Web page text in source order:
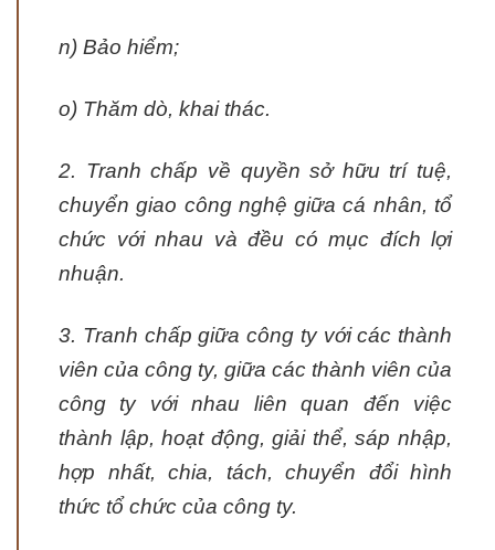
n) Bảo hiểm;
o) Thăm dò, khai thác.
2. Tranh chấp về quyền sở hữu trí tuệ,
chuyển giao công nghệ giữa cá nhân, tổ
chức với nhau và đều có mục đích lợi
nhuận.
3. Tranh chấp giữa công ty với các thành
viên của công ty, giữa các thành viên của
công ty với nhau liên quan đến việc
thành lập, hoạt động, giải thể, sáp nhập,
hợp nhất, chia, tách, chuyển đổi hình
thức tổ chức của công ty.